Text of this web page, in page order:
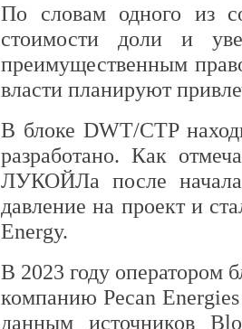
По словам одного из
стоимости доли и
преимущественным
власти планируют
В блоке DWT/CTP
разработано. Как
ЛУКОЙЛа после начала
давление на проект и
Energy.
В 2023 году оператором
компанию Pecan
данным источников